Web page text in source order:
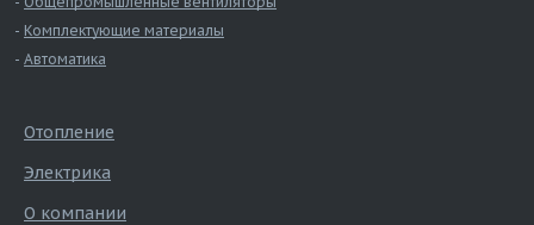
Комплектующие материалы
Автоматика
Отопление
Электрика
О компании